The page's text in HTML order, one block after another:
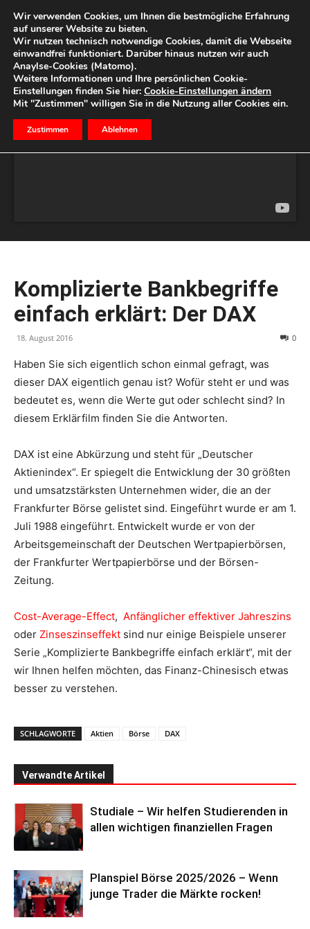
Start Ihr Geld
Komplizierte Bankbegriffe
einfach erklärt: Der DAX
18. August 2016 0
Haben Sie sich eigentlich schon einmal gefragt, was
dieser DAX eigentlich genau ist? Wofür steht er und was
bedeutet es, wenn die Werte gut oder schlecht sind? In
diesem Erklärfilm finden Sie die Antworten.
DAX ist eine Abkürzung und steht für „Deutscher
Aktienindex“. Er spiegelt die Entwicklung der 30 größten
und umsatzstärksten Unternehmen wider, die an der
Frankfurter Börse gelistet sind. Eingeführt wurde er am 1.
Juli 1988 eingeführt. Entwickelt wurde er von der
Arbeitsgemeinschaft der Deutschen Wertpapierbörsen,
der Frankfurter Wertpapierbörse und der Börsen-
Zeitung.
Cost-Average-Effect, Anfänglicher effektiver Jahreszins
oder Zinseszinseffekt sind nur einige Beispiele unserer
Serie „Komplizierte Bankbegriffe einfach erklärt“, mit der
wir Ihnen helfen möchten, das Finanz-Chinesisch etwas
besser zu verstehen.
SCHLAGWORTE Aktien Börse DAX
Verwandte Artikel
Studiale – Wir helfen Studierenden in
allen wichtigen finanziellen Fragen
Planspiel Börse 2025/2026 – Wenn
junge Trader die Märkte rocken!
Wir verwenden Cookies, um Ihnen die bestmögliche Erfahrung
auf unserer Website zu bieten.
Wir nutzen technisch notwendige Cookies, damit die Webseite
einwandfrei funktioniert. Darüber hinaus nutzen wir auch
Anaylse-Cookies (Matomo).
Weitere Informationen und Ihre persönlichen Cookie-
Einstellungen finden Sie hier: Cookie-Einstellungen ändern
Mit "Zustimmen" willigen Sie in die Nutzung aller Cookies ein.
Zustimmen Ablehnen